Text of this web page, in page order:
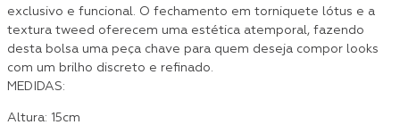
exclusivo e funcional. O fechamento em torniquete lótus e a
textura tweed oferecem uma estética atemporal, fazendo
desta bolsa uma peça chave para quem deseja compor looks
com um brilho discreto e refinado.
MEDIDAS:
Altura: 15cm